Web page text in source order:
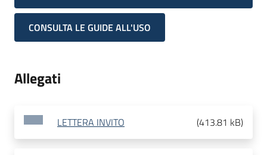
CONSULTA LE GUIDE ALL'USO
Allegati
LETTERA INVITO (413.81 kB)